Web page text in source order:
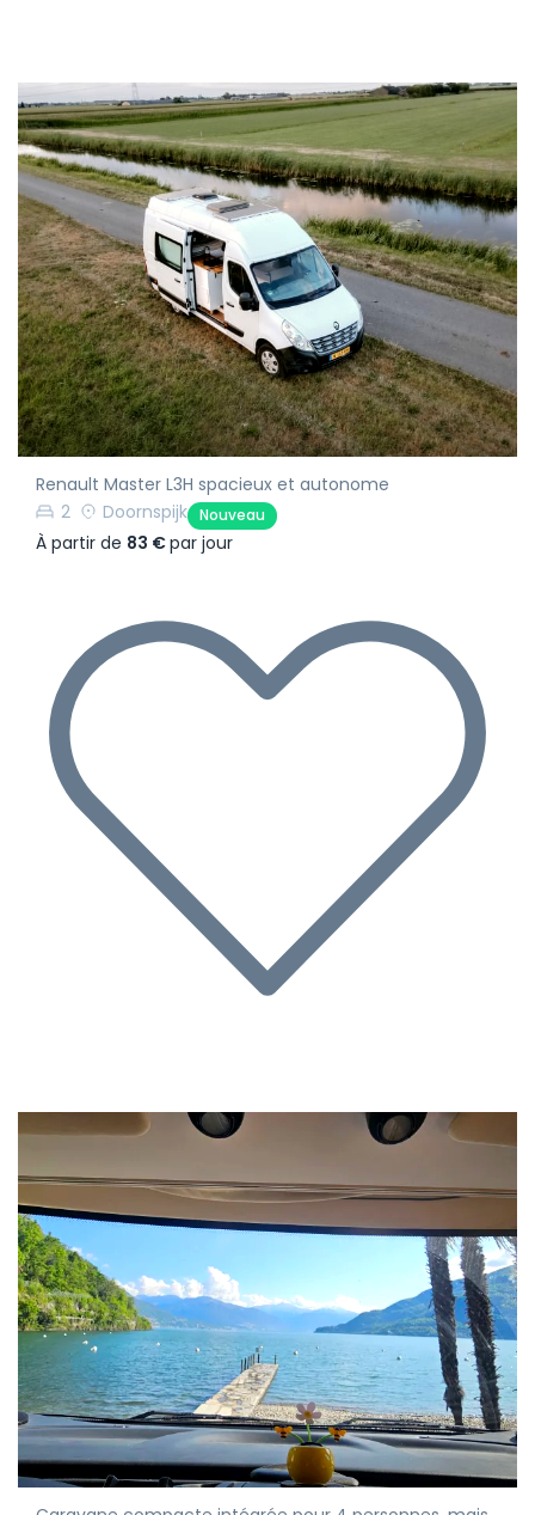
Renault Master L3H spacieux et autonome
2
Doornspijk Nouveau
À partir de 83 €par jour